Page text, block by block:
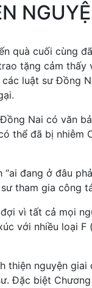
quà cuối cùng
tặng cảm
luật sư Đồng
Nai có văn
thể đã bị nhiễm
“ai đang ở đâu
tham gia công
vì tất cả mọi
với nhiều loại
thiện nguyện
Đặc biệt